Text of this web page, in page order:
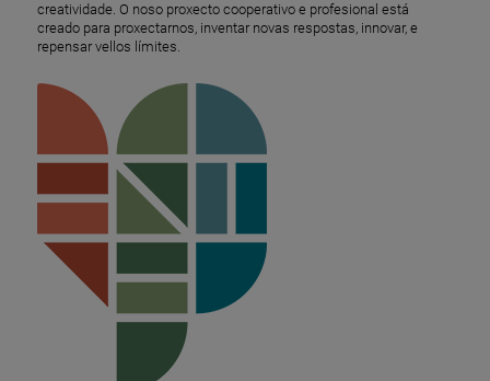
creatividade. O noso proxecto cooperativo e profesional está
creado para proxectarnos, inventar novas respostas, innovar, e
repensar vellos límites.